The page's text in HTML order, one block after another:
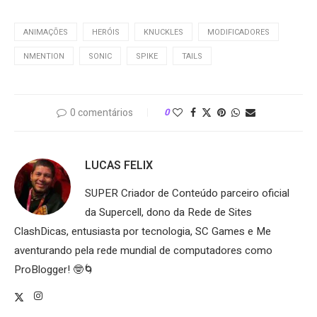
ANIMAÇÕES HERÓIS KNUCKLES
MODIFICADORES
NMENTION
SONIC SPIKE TAILS
0 comentários 0
LUCAS FELIX
SUPER Criador de Conteúdo parceiro oficial
da Supercell, dono da Rede de Sites
ClashDicas, entusiasta por tecnologia, SC Games e Me
aventurando pela rede mundial de computadores como
ProBlogger! 🤓🌀